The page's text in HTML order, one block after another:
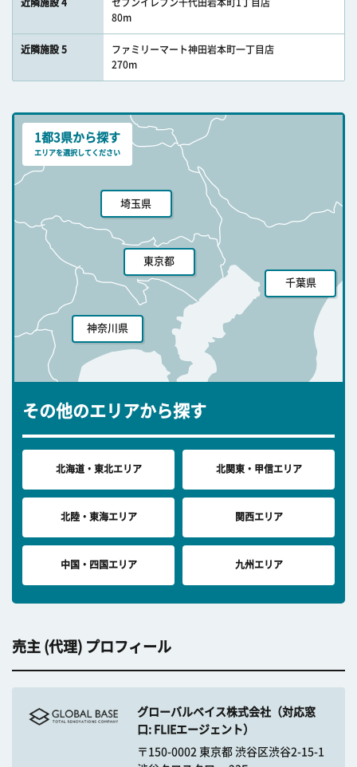
近隣施設 4
セブンイレブン千代田岩本町1丁目店
80m
近隣施設 5
ファミリーマート神田岩本町一丁目店
270m
1都3県から探す
エリアを選択してください
埼玉県
東京都
千葉県
神奈川県
その他のエリアから探す
北海道・東北エリア 北関東・甲信エリア
北陸・東海エリア 関西エリア
中国・四国エリア 九州エリア
売主 (代理) プロフィール
グローバルベイス株式会社（対応窓
口: FLIEエージェント）
〒150-0002 東京都 渋谷区渋谷2-15-1